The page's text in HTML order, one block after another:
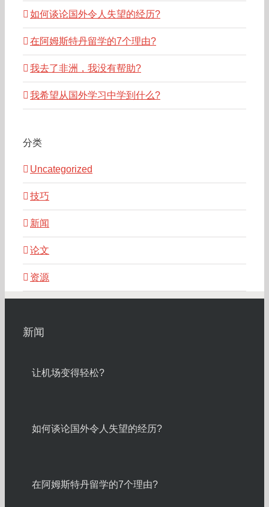
如何谈论国外令人失望的经历?
在阿姆斯特丹留学的7个理由?
我去了非洲，我没有帮助?
我希望从国外学习中学到什么?
分类
Uncategorized
技巧
新闻
论文
资源
新闻
让机场变得轻松?
如何谈论国外令人失望的经历?
在阿姆斯特丹留学的7个理由?